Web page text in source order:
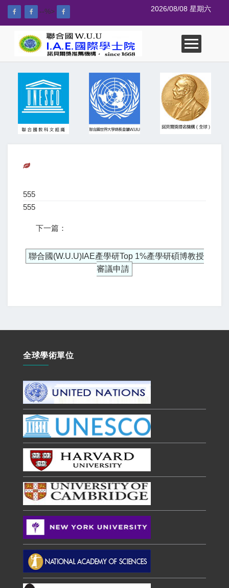
--%> 2026/08/08 星期六
555
555
下一篇：
聯合國(W.U.U)IAE產學研Top 1%產學研碩博教授
審議申請
全球學術單位